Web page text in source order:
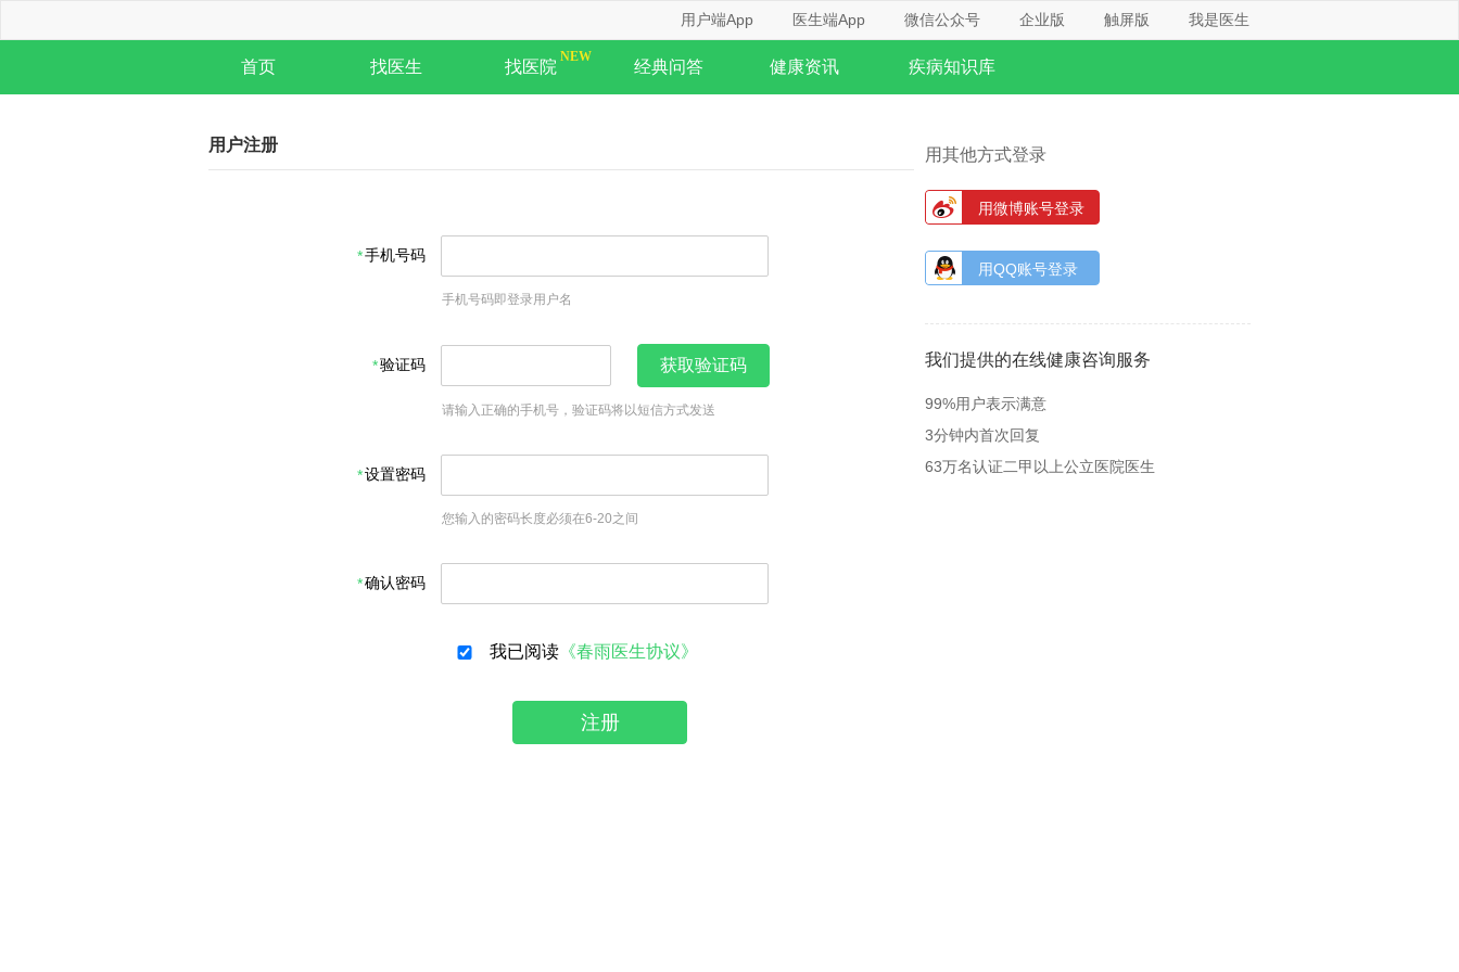
用户端App 医生端App 微信公众号 企业版 触屏版 我是医生
首页 找医生 找医院 经典问答 健康资讯 疾病知识库
用户注册
手机号码
手机号码即登录用户名
验证码 获取验证码
请输入正确的手机号，验证码将以短信方式发送
设置密码
您输入的密码长度必须在6-20之间
确认密码
我已阅读 《春雨医生协议》
注册
用其他方式登录
用微博账号登录
用QQ账号登录
我们提供的在线健康咨询服务
99%用户表示满意
3分钟内首次回复
63万名认证二甲以上公立医院医生